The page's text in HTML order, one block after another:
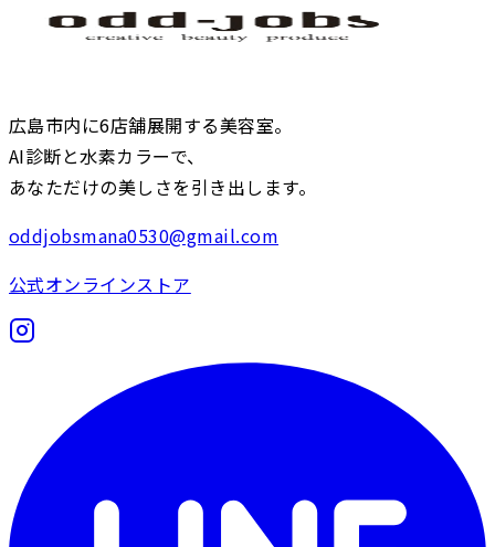
広島市内に6店舗展開する美容室。
AI診断と水素カラーで、
あなただけの美しさを引き出します。
oddjobsmana0530@gmail.com
公式オンラインストア